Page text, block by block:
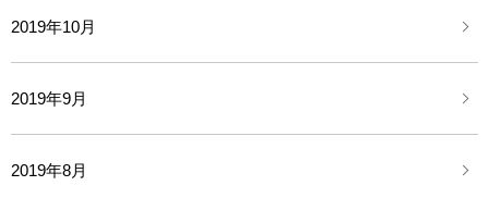
2019年10月
2019年9月
2019年8月